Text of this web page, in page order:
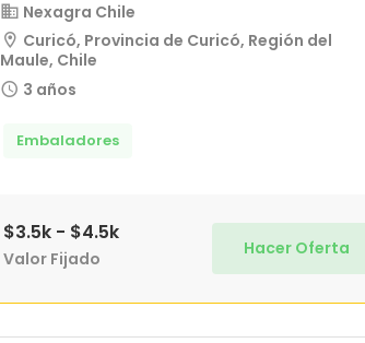
Nexagra Chile
Curicó, Provincia de Curicó, Región del
Maule, Chile
3 años
Embaladores
$3.5k - $4.5k
Valor Fijado Hacer Oferta